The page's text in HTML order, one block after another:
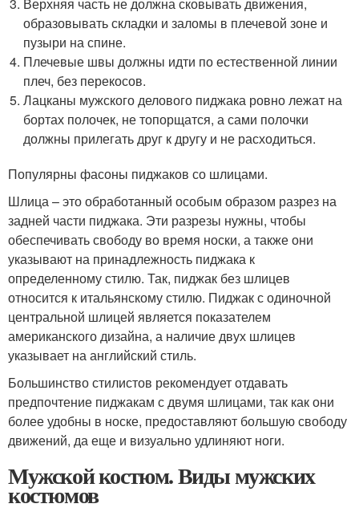
образовывать складки и заломы в плечевой зоне и
пузыри на спине.
Плечевые швы должны идти по естественной линии
плеч, без перекосов.
Лацканы мужского делового пиджака ровно лежат на
бортах полочек, не топорщатся, а сами полочки
должны прилегать друг к другу и не расходиться.
Популярны фасоны пиджаков со шлицами.
Шлица – это обработанный особым образом разрез на
задней части пиджака. Эти разрезы нужны, чтобы
обеспечивать свободу во время носки, а также они
указывают на принадлежность пиджака к
определенному стилю. Так, пиджак без шлицев
относится к итальянскому стилю. Пиджак с одиночной
центральной шлицей является показателем
американского дизайна, а наличие двух шлицев
указывает на английский стиль.
Большинство стилистов рекомендует отдавать
предпочтение пиджакам с двумя шлицами, так как они
более удобны в носке, предоставляют большую свободу
движений, да еще и визуально удлиняют ноги.
Мужской костюм. Виды мужских
костюмов